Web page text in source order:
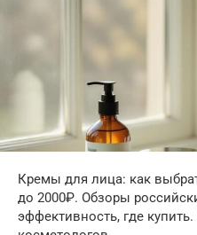
Кремы для лица: как
до 2000₽. Обзоры
эффективность, где